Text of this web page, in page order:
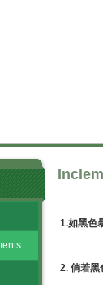
1.如黑色
2. 倘若黑